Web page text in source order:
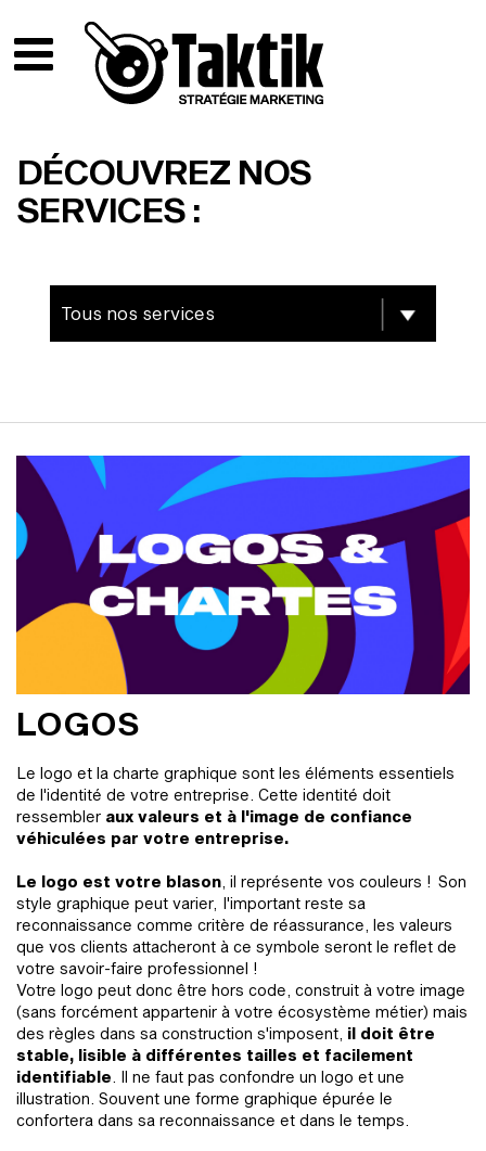
DÉCOUVREZ NOS
SERVICES :
LOGOS
Le logo et la charte graphique sont les éléments essentiels
de l'identité de votre entreprise. Cette identité doit
ressembler aux valeurs et à l'image de confiance
véhiculées par votre entreprise.
Le logo est votre blason , il représente vos couleurs ! Son
style graphique peut varier, l'important reste sa
reconnaissance comme critère de réassurance, les valeurs
que vos clients attacheront à ce symbole seront le reflet de
votre savoir-faire professionnel !
Votre logo peut donc être hors code, construit à votre image
(sans forcément appartenir à votre écosystème métier) mais
des règles dans sa construction s'imposent, il doit être
stable, lisible à différentes tailles et facilement
identifiable . Il ne faut pas confondre un logo et une
illustration. Souvent une forme graphique épurée le
confortera dans sa reconnaissance et dans le temps.